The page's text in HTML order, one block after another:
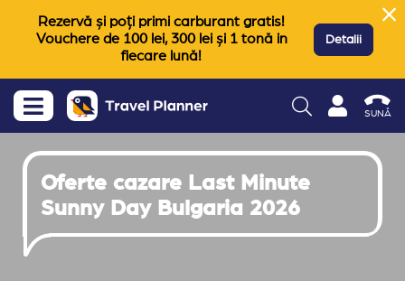
Rezervă și poți primi carburant gratis!
Vouchere de 100 lei, 300 lei și 1 tonă in
fiecare lună!
Detalii
SUNĂ
Oferte cazare Last Minute
Sunny Day Bulgaria 2026